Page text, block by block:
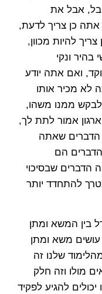
אבל את
כן צריך לדעת,
להיות מכוון,
בהיר ונקי
ואם אתה יודע
לא מכיר אותו
ממנו משהו,
אמור לתת לך,
שאתה
הם
הדברים שבסיכוי
להתחדד יותר
המשא ומתן
עושים משא ומתן
שלנו זה
מולו וזה חלק
להגיע לפקיד